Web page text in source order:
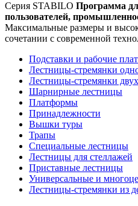
Серия STABILO Программа
пользователей,
Максимальные размеры и
сочетании с современной
Подставки и рабочие
Лестницы-стремянки
Лестницы-стремянки
Шарнирные лестницы
Платформы
Принадлежности
Вышки туры
Трапы
Специальные лестницы
Лестницы для стеллажей
Приставные лестницы
Универсальные и
Лестницы-стремянки из